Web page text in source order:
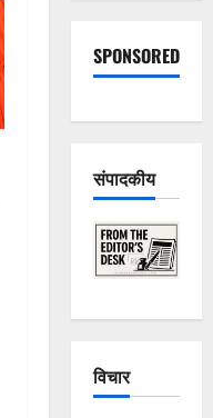
SPONSORED
संपादकीय
विचार